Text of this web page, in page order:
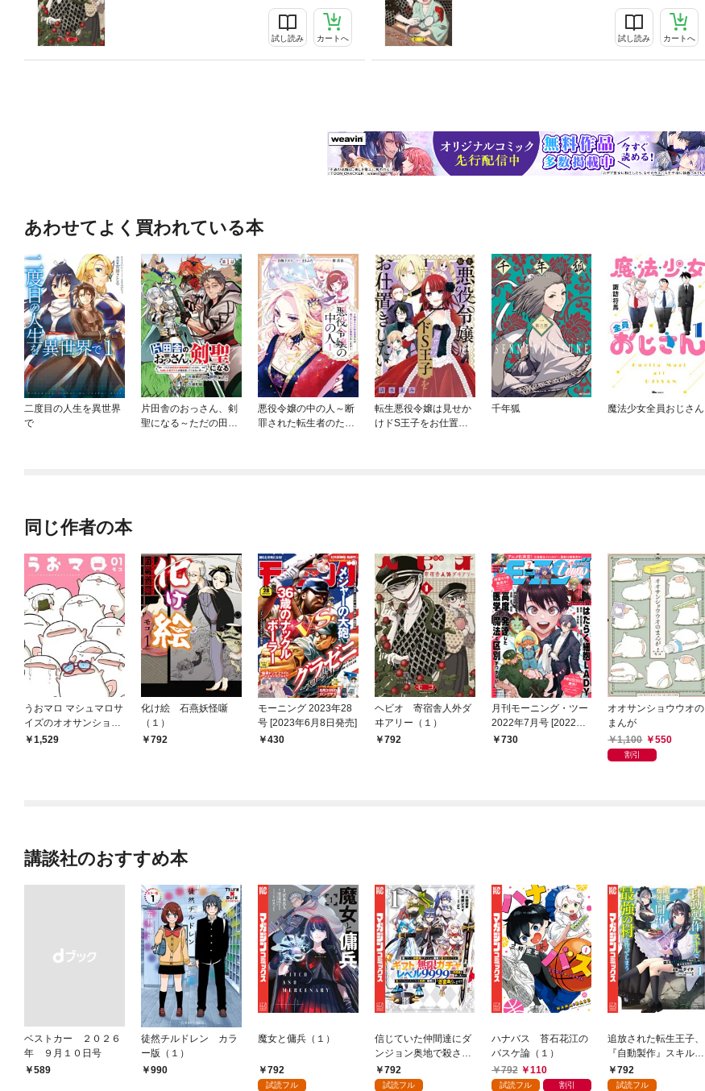
試し読み カートへ 試し読み カートへ
あわせてよく買われている本
二度目の人生を異世界
で
片田舎のおっさん、剣
聖になる～ただの田舎
悪役令嬢の中の人～断
罪された転生者のため
転生悪役令嬢は見せか
けドS王子をお仕置き
千年狐 魔法少女全員おじさん
同じ作者の本
うおマロ マシュマロサ
イズのオオサンショウ
ウオ（１）
1,529
化け絵 石燕妖怪噺
（１）
792
モーニング 2023年28
号 [2023年6月8日発売]
430
ヘビオ 寄宿舎人外ダ
ヰアリー（１）
792
月刊モーニング・ツー
2022年7月号 [2022年5
月20日発売]
730
オオサンショウウオの
まんが
1,100
550
割引
講談社のおすすめ本
ベストカー ２０２６
年 ９月１０日号
￥589
徒然チルドレン カラ
ー版（１）
990
魔女と傭兵（１）
792
試読フル
信じていた仲間達にダ
ンジョン奥地で殺され
かけたがギフト『無限
ガチャ』でレベル９９
792
試読フル
ハナバス 苔石花江の
バスケ論（１）
792
110
試読フル 割引
追放された転生王子、
『自動製作』スキルで
領地を爆速で開拓し最
強の村を作ってしまう
792
試読フル